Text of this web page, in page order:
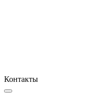
Контакты